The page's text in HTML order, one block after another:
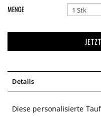
MENGE 1 Stk
Details
Diese personalisierte